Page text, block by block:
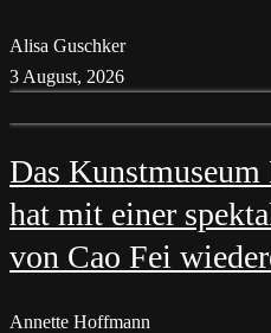
Alisa Guschker
3 August, 2026
Das Kunstmuseum
hat mit einer
von Cao Fei
Annette Hoffmann